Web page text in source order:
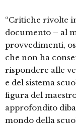
“Critiche rivolte
documento – al
provvedimenti,
che non ha
rispondere alle
e del sistema
figura del
approfondito
mondo della